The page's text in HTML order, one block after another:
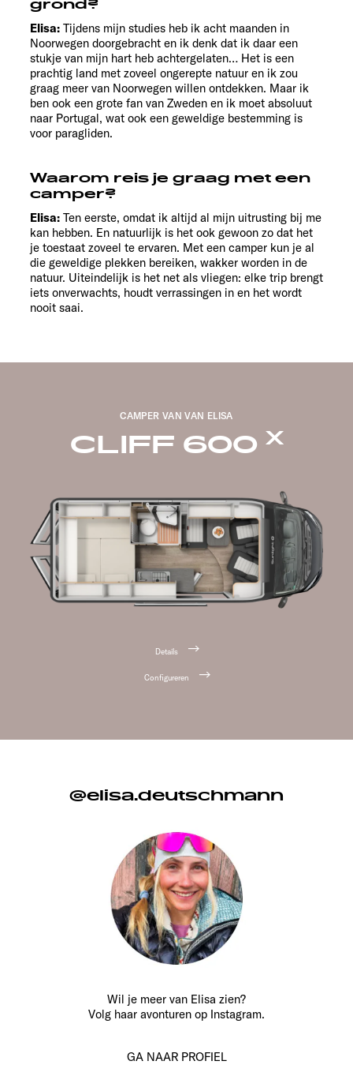
grond?
Elisa: Tijdens mijn studies heb ik acht maanden in
Noorwegen doorgebracht en ik denk dat ik daar een
stukje van mijn hart heb achtergelaten… Het is een
prachtig land met zoveel ongerepte natuur en ik zou
graag meer van Noorwegen willen ontdekken. Maar ik
ben ook een grote fan van Zweden en ik moet absoluut
naar Portugal, wat ook een geweldige bestemming is
voor paragliden.
Waarom reis je graag met een
camper?
Elisa: Ten eerste, omdat ik altijd al mijn uitrusting bij me
kan hebben. En natuurlijk is het ook gewoon zo dat het
je toestaat zoveel te ervaren. Met een camper kun je al
die geweldige plekken bereiken, wakker worden in de
natuur. Uiteindelijk is het net als vliegen: elke trip brengt
iets onverwachts, houdt verrassingen in en het wordt
nooit saai.
CAMPER VAN VAN ELISA
CLIFF 600 X
Details
Configureren
@elisa.deutschmann
Wil je meer van Elisa zien?
Volg haar avonturen op Instagram.
GA NAAR PROFIEL